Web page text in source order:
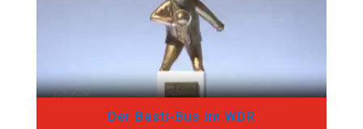
Der Basti-Bus im WDR